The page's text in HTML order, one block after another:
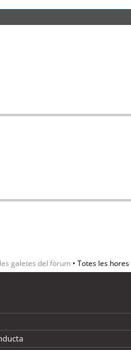
galetes del fòrum • Totes les